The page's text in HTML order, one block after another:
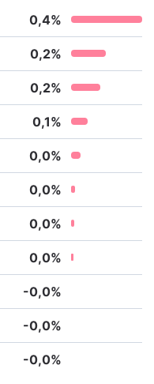
0,4%
0,2%
0,2%
0,1%
0,0%
0,0%
0,0%
0,0%
-0,0%
-0,0%
-0,0%